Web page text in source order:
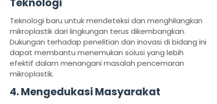
Teknologi baru untuk mendeteksi dan menghilangkan
mikroplastik dari lingkungan terus dikembangkan.
Dukungan terhadap penelitian dan inovasi di bidang ini
dapat membantu menemukan solusi yang lebih
efektif dalam menangani masalah pencemaran
mikroplastik.
4.Mengedukasi Masyarakat